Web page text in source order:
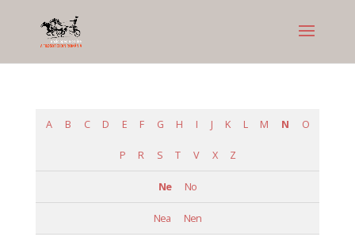
A B C D E F G H I J K L M N O
P R S T V X Z
Ne No
Nea Nen